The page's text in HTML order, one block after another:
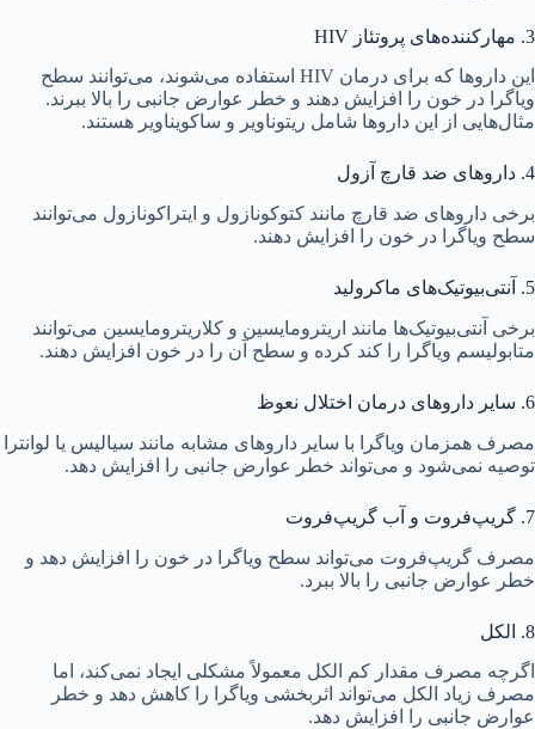
3. مهارکننده‌های پروتئاز HIV
این داروها که برای درمان HIV استفاده می‌شوند، می‌توانند سطح
ویاگرا در خون را افزایش دهند و خطر عوارض جانبی را بالا ببرند.
مثال‌هایی از این داروها شامل ریتوناویر و ساکویناویر هستند.
4. داروهای ضد قارچ آزول
برخی داروهای ضد قارچ مانند کتوکونازول و ایتراکونازول می‌توانند
سطح ویاگرا در خون را افزایش دهند.
5. آنتی‌بیوتیک‌های ماکرولید
برخی آنتی‌بیوتیک‌ها مانند اریترومایسین و کلاریترومایسین می‌توانند
متابولیسم ویاگرا را کند کرده و سطح آن را در خون افزایش دهند.
6. سایر داروهای درمان اختلال نعوظ
مصرف همزمان ویاگرا با سایر داروهای مشابه مانند سیالیس یا لوانترا
توصیه نمی‌شود و می‌تواند خطر عوارض جانبی را افزایش دهد.
7. گریپ‌فروت و آب گریپ‌فروت
مصرف گریپ‌فروت می‌تواند سطح ویاگرا در خون را افزایش دهد و
خطر عوارض جانبی را بالا ببرد.
8. الکل
اگرچه مصرف مقدار کم الکل معمولاً مشکلی ایجاد نمی‌کند، اما
مصرف زیاد الکل می‌تواند اثربخشی ویاگرا را کاهش دهد و خطر
عوارض جانبی را افزایش دهد.